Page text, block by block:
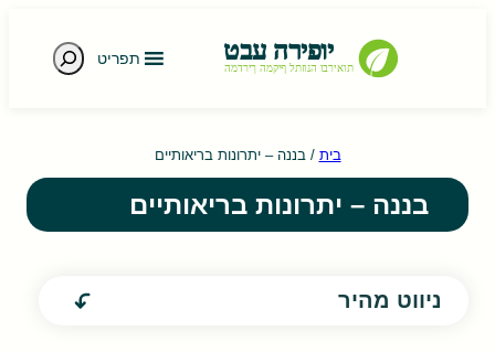
תפריט
חיפוש
בית /בננה – יתרונות בריאותיים
בננה – יתרונות בריאותיים
ניווט מהיר